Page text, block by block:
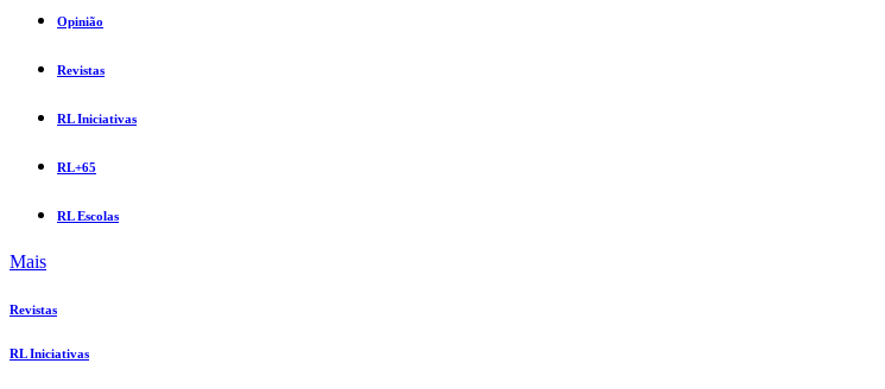
Opinião
Revistas
RL Iniciativas
RL+65
RL Escolas
Mais
Revistas
RL Iniciativas